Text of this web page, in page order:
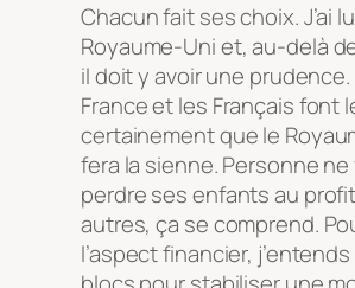
Chacun fait ses choix. J’ai
Royaume-Uni et, au-delà
il doit y avoir une prudence.
France et les Français font
certainement que le
fera la sienne. Personne
perdre ses enfants au
autres, ça se comprend.
l’aspect financier,